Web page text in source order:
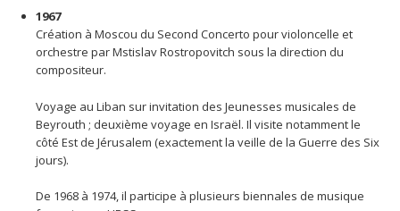
1967
Création à Moscou du Second Concerto pour violoncelle et
orchestre par Mstislav Rostropovitch sous la direction du
compositeur.
Voyage au Liban sur invitation des Jeunesses musicales de
Beyrouth ; deuxième voyage en Israël. Il visite notamment le
côté Est de Jérusalem (exactement la veille de la Guerre des Six
jours).
De 1968 à 1974, il participe à plusieurs biennales de musique